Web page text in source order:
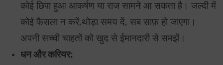
कोई छिपा हुआ आकर्षण या राज सामने आ सकता है। जल्दी में
कोई फैसला न करें,थोड़ा समय दें, सब साफ़ हो जाएगा।
अपनी सच्ची चाहतों को खुद से ईमानदारी से समझें।
धन और करियर: